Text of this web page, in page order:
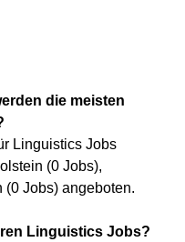
die meisten
Linguistics Jobs
(0 Jobs),
(0 Jobs) angeboten.
Linguistics Jobs?